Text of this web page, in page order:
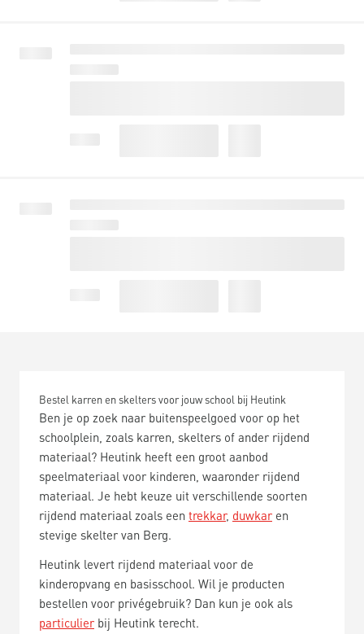
Bestel karren en skelters voor jouw school bij Heutink
Ben je op zoek naar buitenspeelgoed voor op het
schoolplein, zoals karren, skelters of ander rijdend
materiaal? Heutink heeft een groot aanbod
speelmateriaal voor kinderen, waaronder rijdend
materiaal. Je hebt keuze uit verschillende soorten
rijdend materiaal zoals een trekkar, duwkar en
stevige skelter van Berg.
Heutink levert rijdend materiaal voor de
kinderopvang en basisschool. Wil je producten
bestellen voor privégebruik? Dan kun je ook als
particulier bij Heutink terecht.